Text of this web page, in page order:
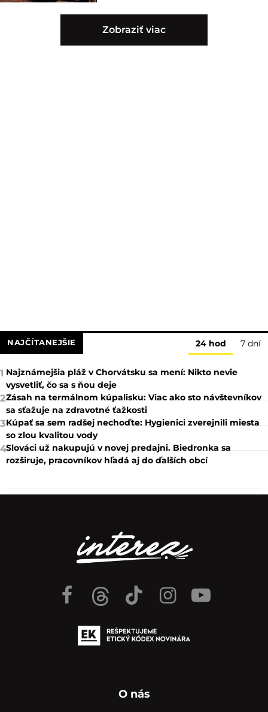
Zobraziť viac
NAJČÍTANEJŠIE 24 hod 7 dní
1 Najznámejšia pláž v Chorvátsku sa mení: Nikto nevie
vysvetliť, čo sa s ňou deje
2Zásah na termálnom kúpalisku: Viac ako sto návštevníkov
sa sťažuje na zdravotné ťažkosti
3Kúpať sa sem radšej nechoďte: Hygienici zverejnili miesta
so zlou kvalitou vody
4Slováci už nakupujú v novej predajni. Biedronka sa
rozširuje, pracovníkov hľadá aj do ďalších obcí
O nás